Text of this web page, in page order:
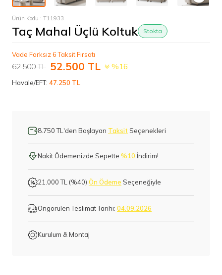
Ürün Kodu : T11933
Taç Mahal Üçlü Koltuk Stokta
Vade Farksız 6 Taksit Fırsatı
62.500TL 52.500 TL %16
Havale/EFT: 47.250 TL
8.750 TL'den Başlayan Taksit Seçenekleri
Nakit Ödemenizde Sepette %10 İndirim!
21.000 TL (%40) Ön Ödeme Seçeneğiyle
Öngörülen Teslimat Tarihi: 04.09.2026
Kurulum & Montaj